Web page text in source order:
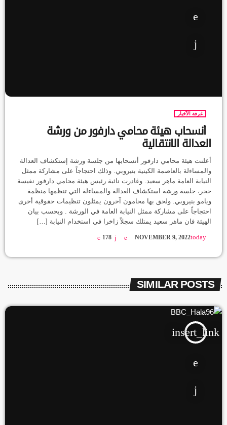
غرفة الآخبار
أنسحاب هيئة محامي دارفور من ورشة
العدالة الانتقالية
أعلنت هيئة محامي دارفور أنسحابها من جلسة ورشة إستكشاف العدالة
والمساءلة بالعاصمة الكينية بنيروبي. وذلك احتجاجاً على مشاركة ممثل
النيابة العامة ماهر سعيد. وغادرت نائبة رئيس هيئة محامي دارفور نفيسة
حجر، جلسة ورشة استكشاف العدالة والمساءلة التي تنظمها منظمة
ويامو بنيروبي. ولحق بها محامون آخرون يمثلون تنظيمات حقوقية أخرى
احتجاجاً على مشاركة ممثل النيابة العامة في الورشة . وبحسب بيان
الهيئة فان ماهر سعيد يمتلك سجلاً زاخرا في استخدام النيابة […]
today
NOVEMBER 9, 2022
178
SIMILAR POSTS
insert_link